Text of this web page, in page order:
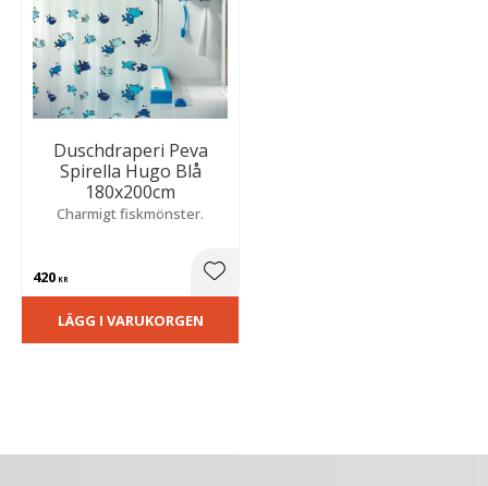
Duschdraperi Peva
Spirella Hugo Blå
180x200cm
Charmigt fiskmönster.
420 KR Lägg till i favoriter
LÄGG I VARUKORGEN